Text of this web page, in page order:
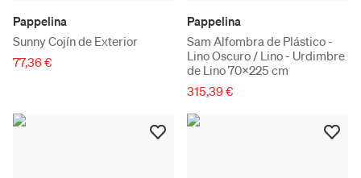
Pappelina
Sunny Cojín de Exterior
77,36 €
Pappelina
Sam Alfombra de Plástico -
Lino Oscuro / Lino - Urdimbre
de Lino 70x225 cm
315,39 €